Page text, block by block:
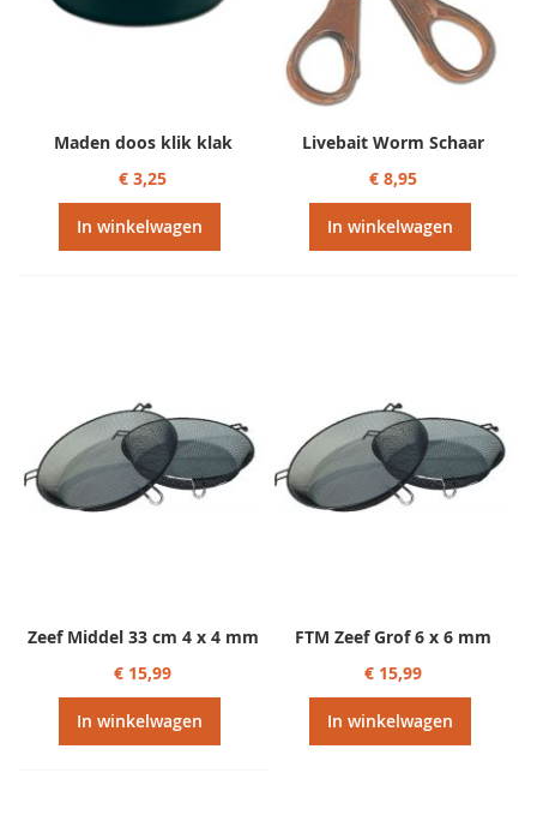
Maden doos klik klak
€ 3,25
In winkelwagen
Livebait Worm Schaar
€ 8,95
In winkelwagen
Zeef Middel 33 cm 4 x 4 mm
€ 15,99
In winkelwagen
FTM Zeef Grof 6 x 6 mm
€ 15,99
In winkelwagen